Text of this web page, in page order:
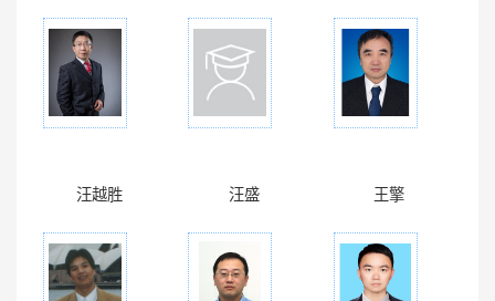
汪越胜 汪盛 王擎